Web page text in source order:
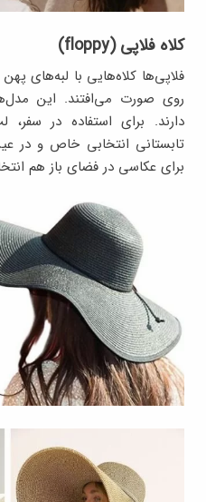
کلاه فلاپی (floppy)
فلاپی‌ها کلاه‌هایی با لبه‌های
روی صورت می‌افتند. این
دارند. برای استفاده در
تابستانی انتخابی خاص و در
برای عکاسی در فضای باز هم